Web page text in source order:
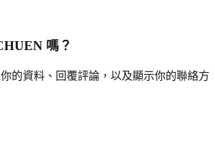
嗎？
的資料、回覆評論，以及顯示你的聯絡方